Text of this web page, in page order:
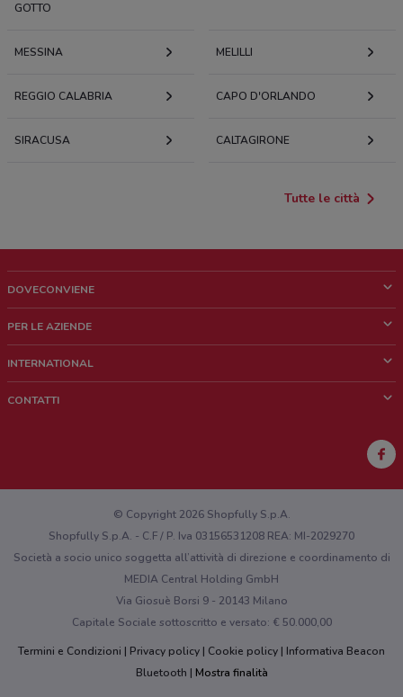
GOTTO
MESSINA MELILLI
REGGIO CALABRIA CAPO D'ORLANDO
SIRACUSA CALTAGIRONE
Tutte le città
DOVECONVIENE
Chi siamo
Lavora con noi
PER LE AZIENDE
Richieste commerciali e marketing
INTERNATIONAL
CONTATTI
Hai un malfunzionamento sul web o sull'app?
© Copyright 2026 Shopfully S.p.A.
Shopfully S.p.A. - C.F / P. Iva 03156531208 REA: MI-2029270
Società a socio unico soggetta all’attività di direzione e coordinamento di
MEDIA Central Holding GmbH
Via Giosuè Borsi 9 - 20143 Milano
Capitale Sociale sottoscritto e versato: € 50.000,00
Termini e Condizioni
Privacy policy Cookie policy
Informativa Beacon
Bluetooth
Mostra finalità